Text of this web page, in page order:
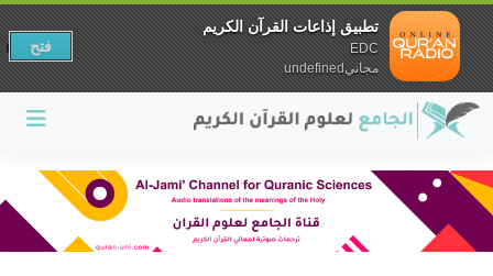
تطبيق إذاعات القرآن الكريم
EDC
مجانيundefined
فتح